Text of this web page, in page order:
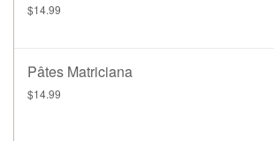
$14.99
Pâtes Matriciana
$14.99